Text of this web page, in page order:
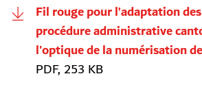
Fil rouge pour l’adaptation
procédure administrative
l'optique de la numérisation
PDF, 253 KB